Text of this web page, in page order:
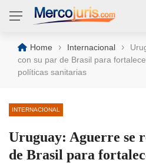
Home › Internacional ›
con su par de Brasil para
políticas sanitarias
INTERNACIONAL
Uruguay: Aguerre se
de Brasil para